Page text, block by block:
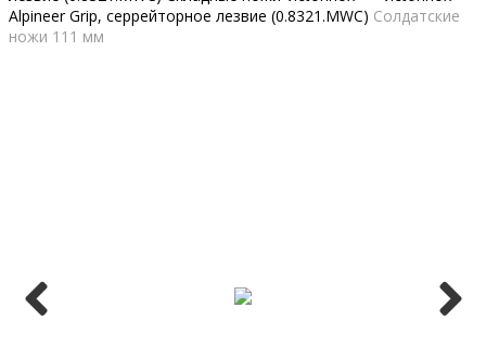
Alpineer Grip, серрейторное лезвие (0.8321.MWC) Солдатские
ножи 111 мм